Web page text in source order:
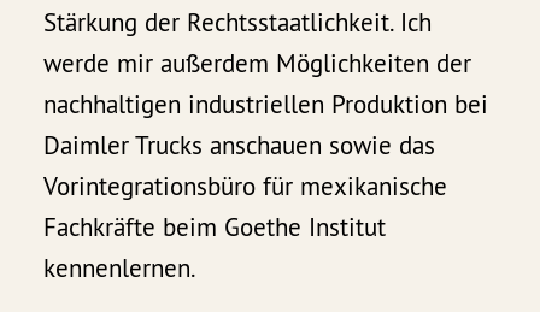
Stärkung der Rechtsstaatlichkeit. Ich
werde mir außerdem Möglichkeiten der
nachhaltigen industriellen Produktion bei
Daimler Trucks anschauen sowie das
Vorintegrationsbüro für mexikanische
Fachkräfte beim Goethe Institut
kennenlernen.